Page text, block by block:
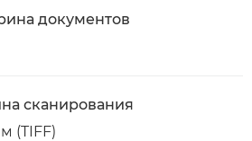
документов
сканирования
(TIFF)